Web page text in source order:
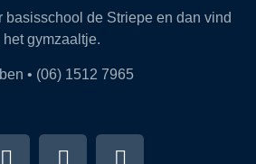
basisschool de Striepe en dan vind
gymzaaltje.
• (06) 1512 7965